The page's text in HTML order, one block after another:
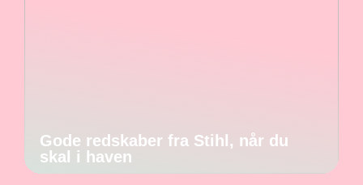
Gode redskaber fra Stihl, når du
skal i haven